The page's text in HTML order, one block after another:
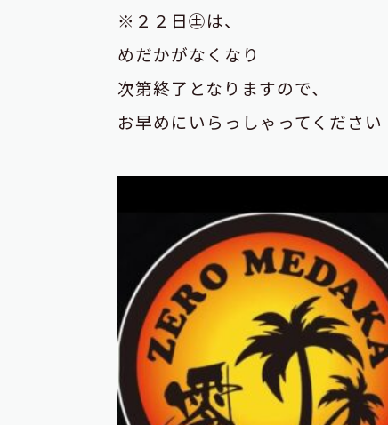
※２２日㊏は、
めだかがなくなり
次第終了となりますので、
お早めにいらっしゃってください